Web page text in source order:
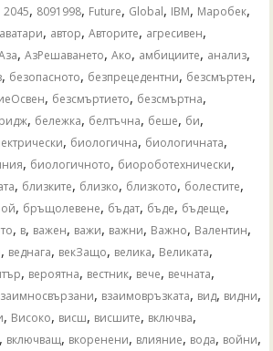
2045, 8091998, Future, Global, IBM, Mаробек,
аватари, автор,Авторите, агресивен,
,АзРешаването,Ако, амбициите, анализ,
, безопасното, безпрецедентни, безсмъртен,
, безсмъртието, безсмъртна,
, бележка, белтъчна, беше, би,
, биологична, биологичната,
, биологичното, биороботехнически,
, близките, близко, близкото, болестите,
, бръщолевене, бъдат, бъде, бъдеще,
, в, важен, важи, важни, Важно, Валентин,
, веднага, векЗащо, велика, Великата,
, вероятна, вестник, вече, вечната,
, взаимовръзката, вид, видни,
, Високо, висш, висшите, включва,
, включващ, вкоренени, влияние, вода, войни,